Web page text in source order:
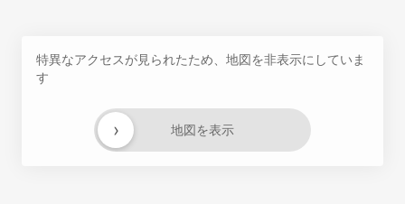
特異なアクセスが見られたため、地図を非表示にしていま
す
地図を表示
›